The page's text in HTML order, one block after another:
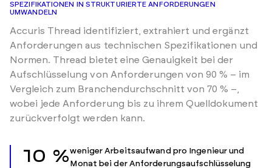
SPEZIFIKATIONEN IN STRUKTURIERTE ANFORDERUNGEN
UMWANDELN
Accuris Thread identifiziert, extrahiert und ergänzt
Anforderungen aus technischen Spezifikationen und
Normen. Thread bietet eine Genauigkeit bei der
Aufschlüsselung von Anforderungen von 90 % – im
Vergleich zum Branchendurchschnitt von 70 % –,
wobei jede Anforderung bis zu ihrem Quelldokument
zurückverfolgt werden kann.
10 %weniger Arbeitsaufwand pro Ingenieur und
Monat bei der Anforderungsaufschlüsselung